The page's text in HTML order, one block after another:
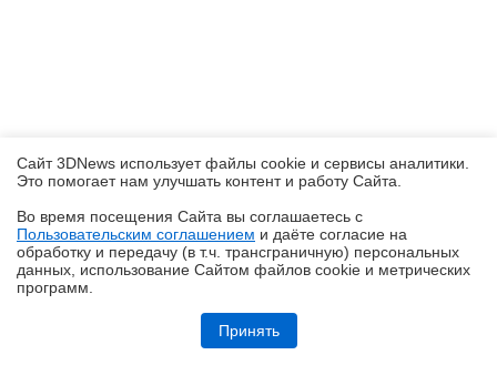
Обзор планшета HUAWEI MatePad Pro Max: на все деньги
Сайт 3DNews использует файлы cookie и сервисы аналитики.
Это помогает нам улучшать контент и работу Cайта.
Во время посещения Cайта вы соглашаетесь с
Пользовательским соглашением и даёте согласие на
обработку и передачу (в т.ч. трансграничную) персональных
данных, использование Cайтом файлов cookie и метрических
программ.
Принять